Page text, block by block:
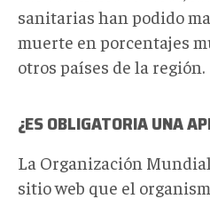
sanitarias han podido
muerte en porcentajes
otros países de la región.
¿ES OBLIGATORIA UNA
La Organización
sitio web que el